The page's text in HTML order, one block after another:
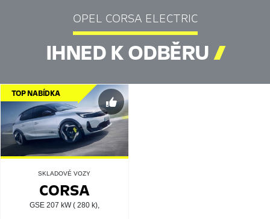
OPEL CORSA ELECTRIC
IHNED K ODBĚRU
TOP NABÍDKA
SKLADOVÉ VOZY
CORSA
GSE 207 kW ( 280 k),